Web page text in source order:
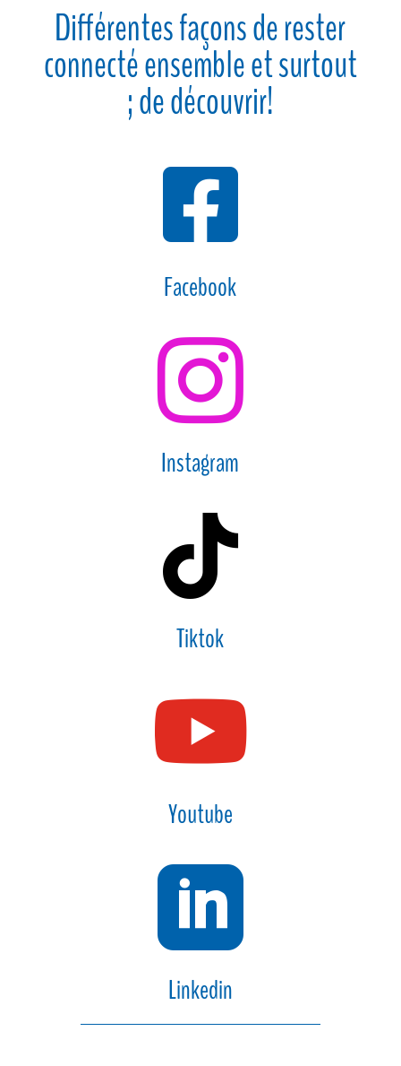
Différentes façons de rester
connecté ensemble et surtout
; de découvrir!

Facebook

Instagram

Tiktok

Youtube

Linkedin